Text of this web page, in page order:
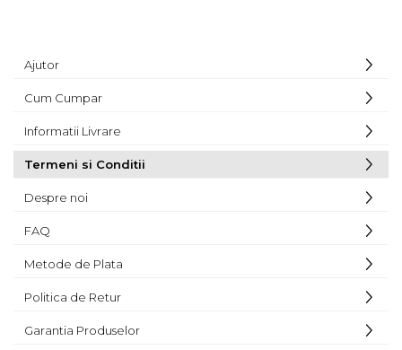
Ajutor
Cum Cumpar
Informatii Livrare
Termeni si Conditii
Despre noi
FAQ
Metode de Plata
Politica de Retur
Garantia Produselor